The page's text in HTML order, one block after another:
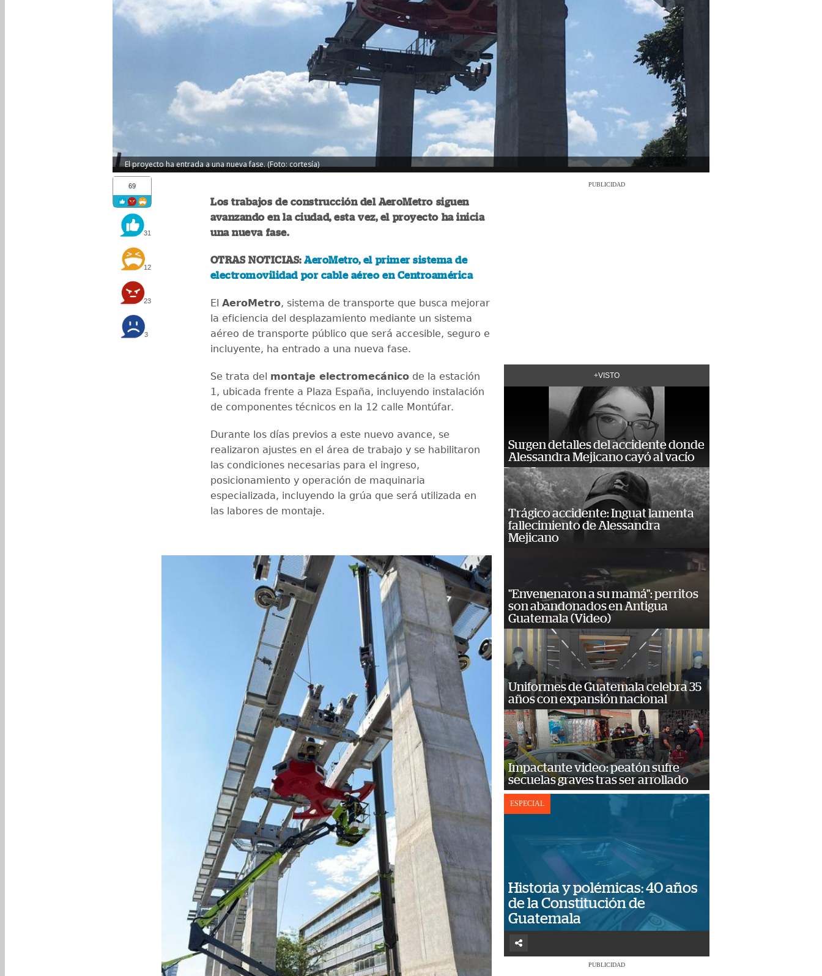
El proyecto ha entrada a una nueva fase. (Foto: cortesía)
69
31
12
23
3
Los trabajos de construcción del AeroMetro siguen
avanzando en la ciudad, esta vez, el proyecto ha inicia
una nueva fase.
OTRAS NOTICIAS:AeroMetro, el primer sistema de
electromovilidad por cable aéreo en Centroamérica
El AeroMetro, sistema de transporte que busca mejorar
la eficiencia del desplazamiento mediante un sistema
aéreo de transporte público que será accesible, seguro e
incluyente, ha entrado a una nueva fase.
Se trata del montaje electromecánico de la estación
1, ubicada frente a Plaza España, incluyendo instalación
de componentes técnicos en la 12 calle Montúfar.
Durante los días previos a este nuevo avance, se
realizaron ajustes en el área de trabajo y se habilitaron
las condiciones necesarias para el ingreso,
posicionamiento y operación de maquinaria
especializada, incluyendo la grúa que será utilizada en
las labores de montaje.
PUBLICIDAD
+VISTO
Surgen detalles del accidente donde
Alessandra Mejicano cayó al vacío
Trágico accidente: Inguat lamenta
fallecimiento de Alessandra
Mejicano
"Envenenaron a su mamá": perritos
son abandonados en Antigua
Guatemala (Video)
Uniformes de Guatemala celebra 35
años con expansión nacional
Impactante video: peatón sufre
secuelas graves tras ser arrollado
ESPECIAL
Historia y polémicas: 40 años
de la Constitución de
Guatemala
PUBLICIDAD